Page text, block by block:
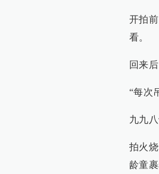
开拍
看。
回来
“每次
九九
拍火
龄童